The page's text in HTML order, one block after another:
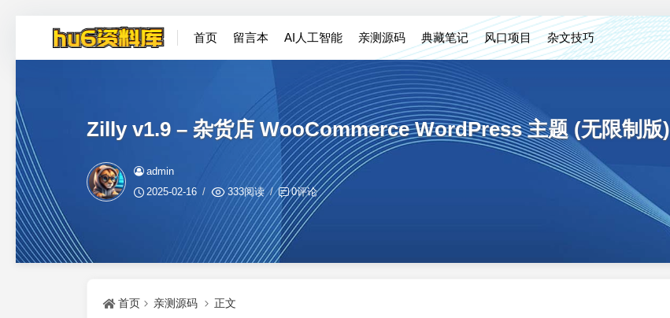
首页 留言本 AI人工智能 亲测源码 典藏笔记 风口项目 杂文技巧
Zilly v1.9 – 杂货店 WooCommerce WordPress 主题 (无限制版)
admin
2025-02-16
333阅读 0评论
首页 亲测源码 正文